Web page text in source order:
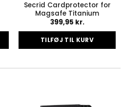
Secrid Cardprotector for
Magsafe Titanium
399,95 kr.
TILFØJ TIL KURV